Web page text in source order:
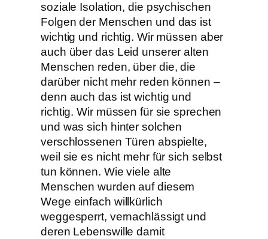
soziale Isolation, die psychischen
Folgen der Menschen und das ist
wichtig und richtig. Wir müssen aber
auch über das Leid unserer alten
Menschen reden, über die, die
darüber nicht mehr reden können –
denn auch das ist wichtig und
richtig. Wir müssen für sie sprechen
und was sich hinter solchen
verschlossenen Türen abspielte,
weil sie es nicht mehr für sich selbst
tun können. Wie viele alte
Menschen wurden auf diesem
Wege einfach willkürlich
weggesperrt, vernachlässigt und
deren Lebenswille damit